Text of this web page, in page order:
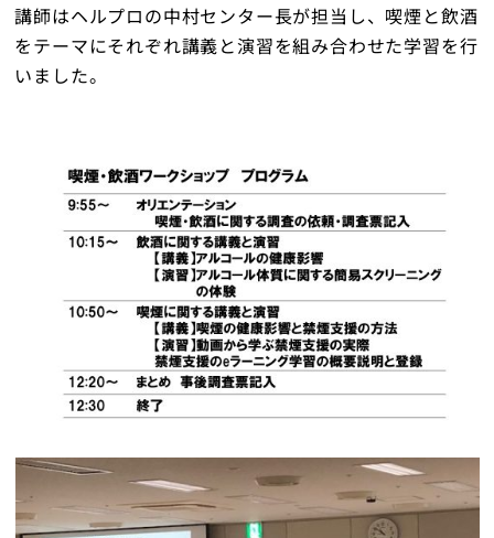
講師はヘルプロの中村センター長が担当し、喫煙と飲酒
をテーマにそれぞれ講義と演習を組み合わせた学習を行
いました。